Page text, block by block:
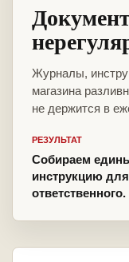
Журналы,
магазина
не держится в
РЕЗУЛЬТАТ
Собираем
инструкцию
ответственного.